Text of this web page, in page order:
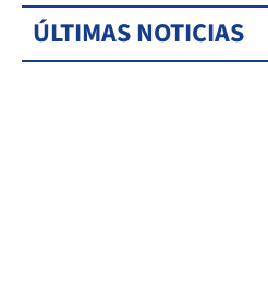
ÚLTIMAS NOTICIAS